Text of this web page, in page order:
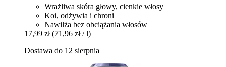
Wrażliwa skóra głowy, cienkie włosy
Koi, odżywia i chroni
Nawilża bez obciążania włosów
17,99 zł (71,96 zł / l)
Dostawa do 12 sierpnia